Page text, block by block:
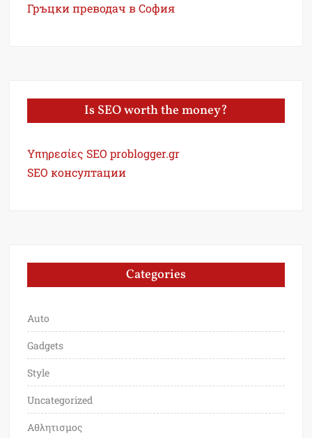
Гръцки преводач в София
Is SEO worth the money?
Υπηρεσίες SEO problogger.gr
SEO консултации
Categories
Auto
Gadgets
Style
Uncategorized
Αθλητισμος